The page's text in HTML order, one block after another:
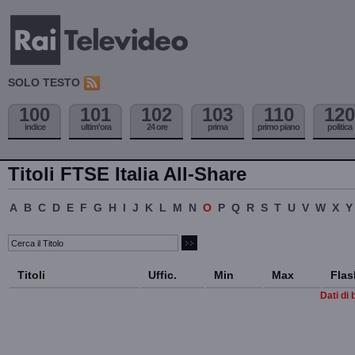
SOLO TESTO
100
indice
101
ultim'ora
102
24 ore
103
prima
110
primo piano
120
politica
Titoli FTSE Italia All-Share
A B C D E F G H I J K L M N O P Q R S T U V W X Y
Titoli Uffic. Min Max
Dati di